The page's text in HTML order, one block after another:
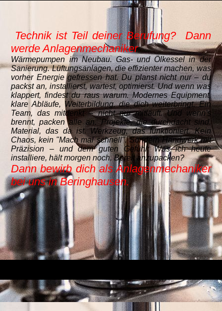
Technik ist Teil deiner Berufung? Dann
werde Anlagenmechaniker
Wärmepumpen im Neubau. Gas- und Ölkessel in der
Sanierung. Lüftungsanlagen, die effizienter machen, was
vorher Energie gefressen hat. Du planst nicht nur – du
packst an, installierst, wartest, optimierst. Und wenn was
klappert, findest du raus warum. Modernes Equipment,
klare Abläufe, Weiterbildung, die dich weiterbringt. Ein
Team, das mitdenkt – nicht nur mitläuft. Und wenn's
brennt, packen alle an. Projekte, die durchdacht sind.
Material, das da ist. Werkzeug, das funktioniert. Kein
Chaos, kein "Mach mal schnell". Sondern Handwerk mit
Präzision – und dem guten Gefühl: Was ich heute
installiere, hält morgen noch. Bereit anzupacken?
Dann bewirb dich als Anlagenmechaniker
bei uns in Beringhausen.